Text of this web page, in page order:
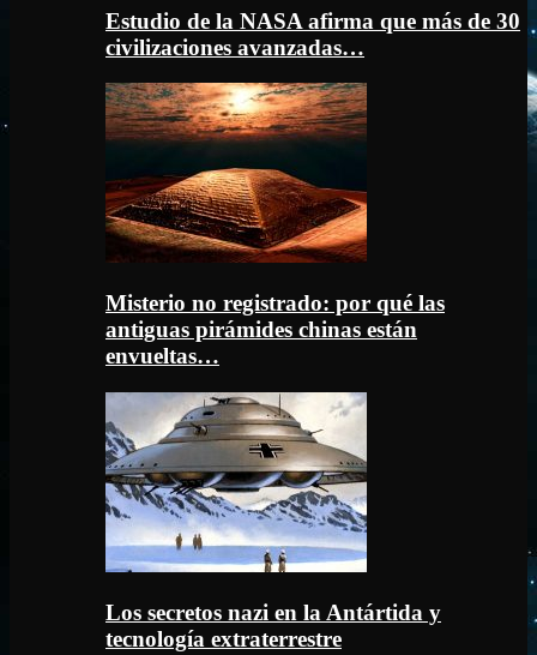
Estudio de la NASA afirma que más de 30
civilizaciones avanzadas…
Misterio no registrado: por qué las
antiguas pirámides chinas están
envueltas…
Los secretos nazi en la Antártida y
tecnología extraterrestre